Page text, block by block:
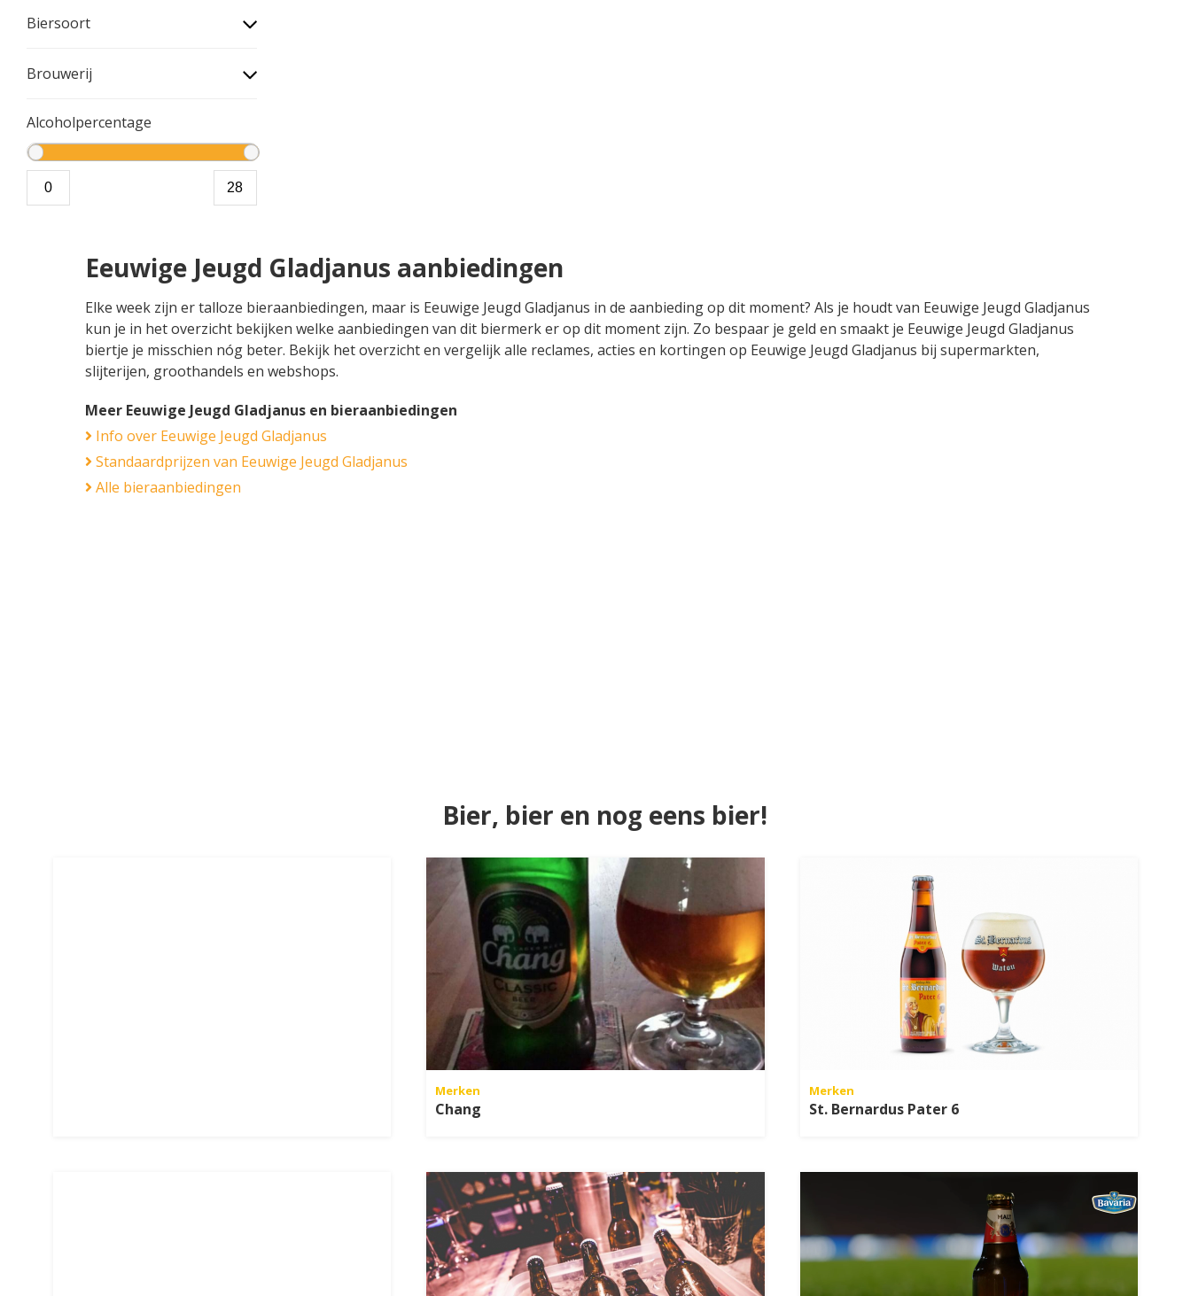
Biersoort
Brouwerij
Alcoholpercentage
Eeuwige Jeugd Gladjanus aanbiedingen
Elke week zijn er talloze bieraanbiedingen, maar is Eeuwige Jeugd Gladjanus in de aanbieding op dit moment? Als je houdt van Eeuwige Jeugd Gladjanus
kun je in het overzicht bekijken welke aanbiedingen van dit biermerk er op dit moment zijn. Zo bespaar je geld en smaakt je Eeuwige Jeugd Gladjanus
biertje je misschien nóg beter. Bekijk het overzicht en vergelijk alle reclames, acties en kortingen op Eeuwige Jeugd Gladjanus bij supermarkten,
slijterijen, groothandels en webshops.
Meer Eeuwige Jeugd Gladjanus en bieraanbiedingen
Info over Eeuwige Jeugd Gladjanus
Standaardprijzen van Eeuwige Jeugd Gladjanus
Alle bieraanbiedingen
Bier, bier en nog eens bier!
Merken
Chang
Merken
St. Bernardus Pater 6